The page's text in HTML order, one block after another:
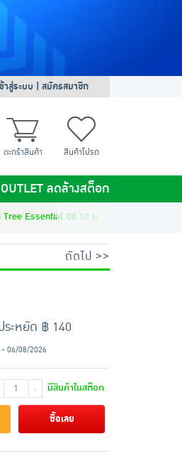
าสู่ระบบ | สมัครสมาชิก
ตะกร้าสินค้า สินค้าโปรด
OUTLET ลดล้างสต็อก
Essential Oil 10 มล.
ถัดไป >>
ระหยัด ฿ 140
06/08/2026
+ มีสินค้าในสต๊อก
ซื้อเลย